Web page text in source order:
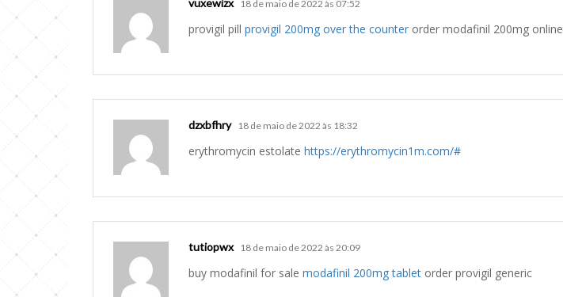
vuxewizx 18 de maio de 2022 às 07:52
provigil pill provigil 200mg over the counter order modafinil 200mg online
dzxbfhry 18 de maio de 2022 às 18:32
erythromycin estolate https://erythromycin1m.com/#
tutiopwx 18 de maio de 2022 às 20:09
buy modafinil for sale modafinil 200mg tablet order provigil generic